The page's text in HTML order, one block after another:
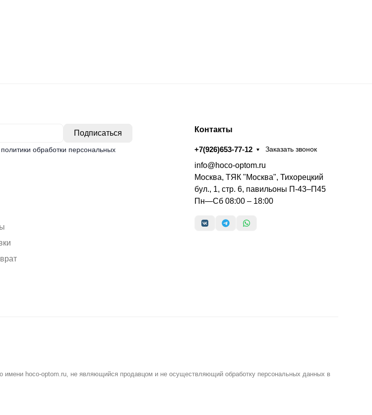
политики обработки персональных
Контакты
+7(926)653-77-12 Заказать звонок
info@hoco-optom.ru
Москва, ТЯК "Москва", Тихорецкий
бул., 1, стр. 6, павильоны П-43–П45
Пн—Сб 08:00 – 18:00
hoco-optom.ru, не являющийся продавцом и не осуществляющий обработку персональных данных в